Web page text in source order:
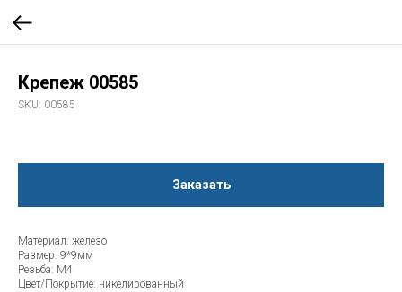
Крепеж 00585
SKU: 00585
Заказать
Материал: железо
Размер: 9*9мм
Резьба: М4
Цвет/Покрытие: никелированный